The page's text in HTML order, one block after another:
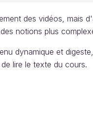
des vidéos, mais
notions plus
dynamique et
lire le texte du cours.